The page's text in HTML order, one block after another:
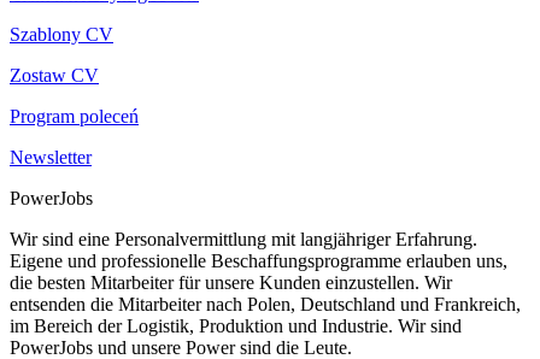
Szablony CV
Zostaw CV
Program poleceń
Newsletter
PowerJobs
Wir sind eine Personalvermittlung mit langjähriger Erfahrung.
Eigene und professionelle Beschaffungsprogramme erlauben uns,
die besten Mitarbeiter für unsere Kunden einzustellen. Wir
entsenden die Mitarbeiter nach Polen, Deutschland und Frankreich,
im Bereich der Logistik, Produktion und Industrie. Wir sind
PowerJobs und unsere Power sind die Leute.